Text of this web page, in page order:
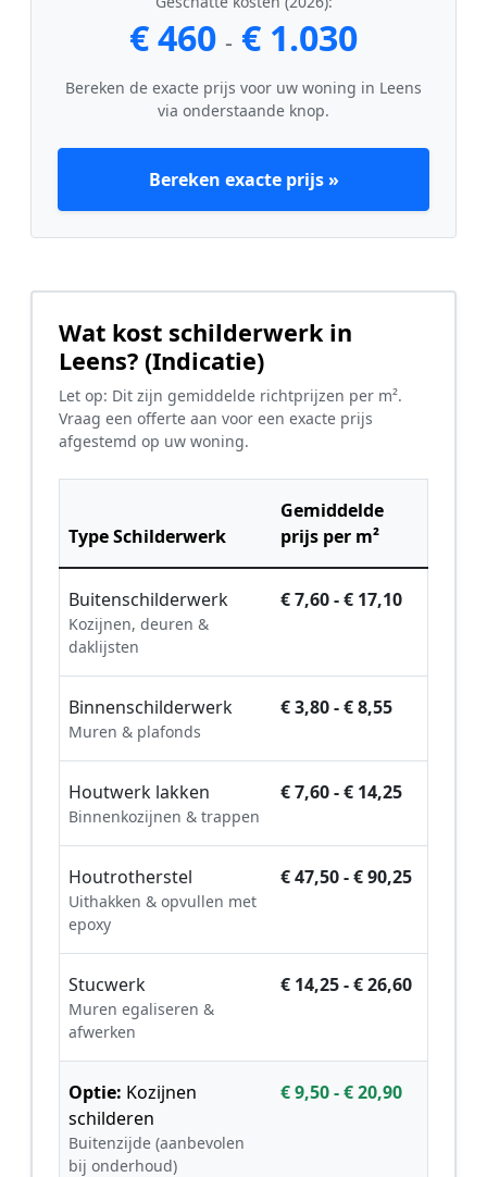
€ 460 - € 1.030
Bereken de exacte prijs voor uw woning in Leens
via onderstaande knop.
Bereken exacte prijs »
Wat kost schilderwerk in
Leens? (Indicatie)
Let op: Dit zijn gemiddelde richtprijzen per m².
Vraag een offerte aan voor een exacte prijs
afgestemd op uw woning.
Type Schilderwerk
Gemiddelde
prijs per m²
Buitenschilderwerk
Kozijnen, deuren &
daklijsten
€ 7,60 - € 17,10
Binnenschilderwerk
Muren & plafonds
€ 3,80 - € 8,55
Houtwerk lakken
Binnenkozijnen & trappen
€ 7,60 - € 14,25
Houtrotherstel
Uithakken & opvullen met
epoxy
€ 47,50 - € 90,25
Stucwerk
Muren egaliseren &
afwerken
€ 14,25 - € 26,60
Optie: Kozijnen
schilderen
Buitenzijde (aanbevolen
bij onderhoud)
€ 9,50 - € 20,90